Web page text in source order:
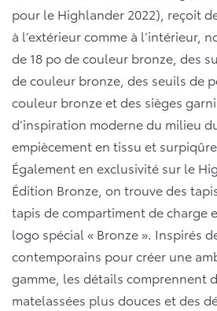
pour le Highlander 2022), reçoit
à l’extérieur comme à l’intérieur,
de 18 po de couleur bronze, des
de couleur bronze, des seuils de
couleur bronze et des sièges
d’inspiration moderne du milieu
empiècement en tissu et
Également en exclusivité sur le
Édition Bronze, on trouve des
tapis de compartiment de charge
logo spécial « Bronze ». Inspirés
contemporains pour créer une
gamme, les détails comprennent
matelassées plus douces et des